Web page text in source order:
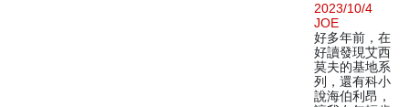
2023/10/4
JOE
好多年前，在
好讀發現艾西
莫夫的基地系
列，還有科小
說海伯利昂，